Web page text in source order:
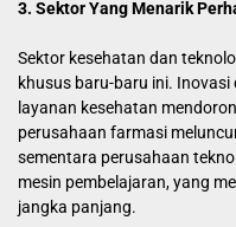
3. Sektor Yang Menarik
Sektor kesehatan dan
khusus baru-baru ini.
layanan kesehatan
perusahaan farmasi
sementara perusahaan
mesin pembelajaran, yang
jangka panjang.